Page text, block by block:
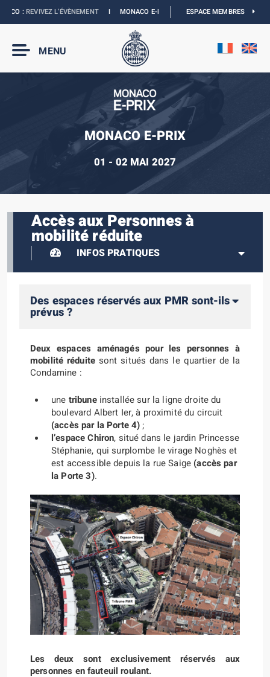
:REVIVEZ L’ÉVÈNEMENTI MONACO E-PRIX 2027 : NOUVELLES DATESI
ESPACE MEMBRES
MENU
MONACO E-PRIX
01 - 02 MAI 2027
Accès aux Personnes à
mobilité réduite
INFOS PRATIQUES
Des espaces réservés aux PMR sont-ils
prévus ?
Deux espaces aménagés pour les personnes à
mobilité réduite sont situés dans le quartier de la
Condamine :
une tribuneinstallée sur la ligne droite du
boulevard Albert Ier, à proximité du circuit
(accès par la Porte 4);
l’espace Chiron, situé dans le jardin Princesse
Stéphanie, qui surplombe le virage Noghès et
est accessible depuis la rue Saige (accès par
la Porte 3).
Les deux sont exclusivement réservés aux
personnes en fauteuil roulant.